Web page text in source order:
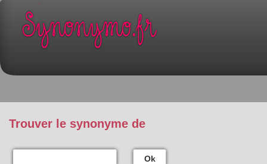
Trouver le synonyme de
Ok